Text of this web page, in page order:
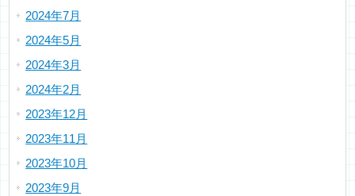
2024年7月
2024年5月
2024年3月
2024年2月
2023年12月
2023年11月
2023年10月
2023年9月